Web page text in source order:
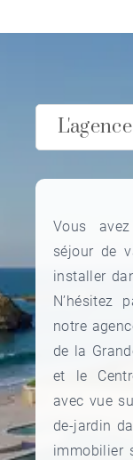
Vous
séjour de
installer
N’hésitez
notre
de la
et le
avec vue
de-jardin
immobilier